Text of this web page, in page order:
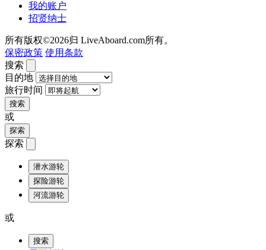
我的账户
招贤纳士
所有版权©2026归 LiveAboard.com所有。
保密政策 使用条款
搜索
目的地
旅行时间
搜索
或
探索
探索
潜水游轮
探险游轮
河流游轮
或
搜索